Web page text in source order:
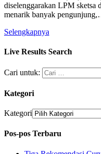
diselenggarakan LPM sketsa
menarik banyak
Selengkapnya
Live Results Search
Cari untuk:
Kategori
Kategori
Pos-pos Terbaru